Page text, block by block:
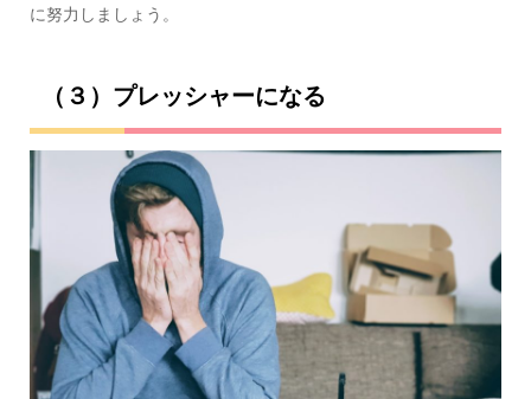
に努力しましょう。
（３）プレッシャーになる